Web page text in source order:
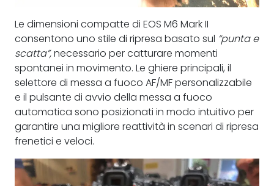
Le dimensioni compatte di EOS M6 Mark II
consentono uno stile di ripresa basato sul “punta e
scatta”,necessario per catturare momenti
spontanei in movimento. Le ghiere principali, il
selettore di messa a fuoco AF/MF personalizzabile
e il pulsante di avvio della messa a fuoco
automatica sono posizionati in modo intuitivo per
garantire una migliore reattività in scenari di ripresa
frenetici e veloci.